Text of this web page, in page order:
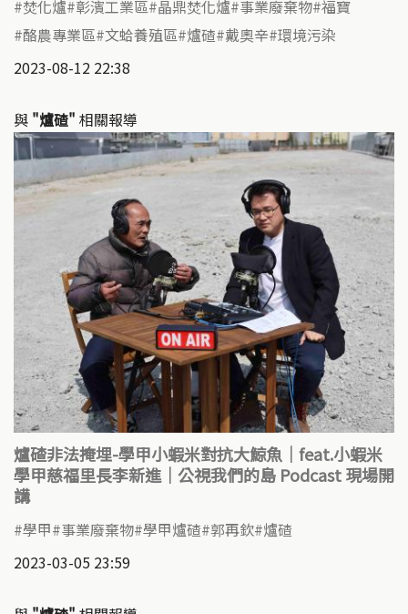
焚化爐 彰濱工業區 晶鼎焚化爐 事業廢棄物 福寶
酪農專業區 文蛤養殖區 爐碴 戴奧辛 環境污染
2023-08-12 22:38
與 "爐碴" 相關報導
爐碴非法掩埋-學甲小蝦米對抗大鯨魚｜feat.小蝦米
學甲慈福里長李新進｜公視我們的島 Podcast 現場開
講
學甲 事業廢棄物 學甲爐碴 郭再欽 爐碴
2023-03-05 23:59